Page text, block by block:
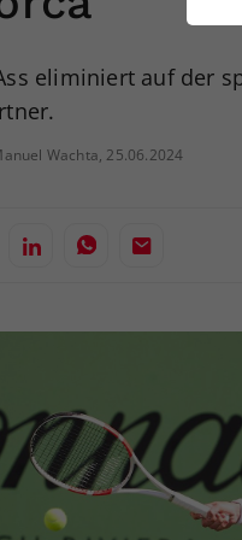
eliminiert auf der
Wachta, 25.06.2024